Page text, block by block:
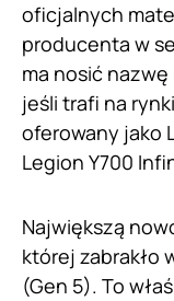
oficjalnych
producenta w
ma nosić
jeśli trafi na
oferowany jako
Legion Y700
Największą
której zabrakło
(Gen 5). To